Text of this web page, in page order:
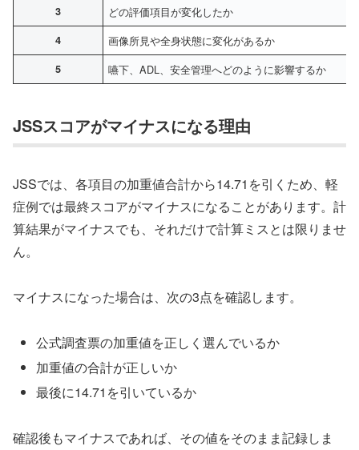
3 どの評価項目が変化したか
4 画像所見や全身状態に変化があるか
5 嚥下、ADL、安全管理へどのように影響するか
JSSスコアがマイナスになる理由
JSSでは、各項目の加重値合計から14.71を引くため、軽
症例では最終スコアがマイナスになることがあります。計
算結果がマイナスでも、それだけで計算ミスとは限りませ
ん。
マイナスになった場合は、次の3点を確認します。
公式調査票の加重値を正しく選んでいるか
加重値の合計が正しいか
最後に14.71を引いているか
確認後もマイナスであれば、その値をそのまま記録しま